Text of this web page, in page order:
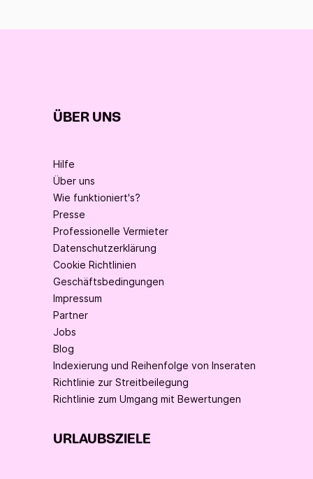
ÜBER UNS
Hilfe
Über uns
Wie funktioniert's?
Presse
Professionelle Vermieter
Datenschutzerklärung
Cookie Richtlinien
Geschäftsbedingungen
Impressum
Partner
Jobs
Blog
Indexierung und Reihenfolge von Inseraten
Richtlinie zur Streitbeilegung
Richtlinie zum Umgang mit Bewertungen
URLAUBSZIELE